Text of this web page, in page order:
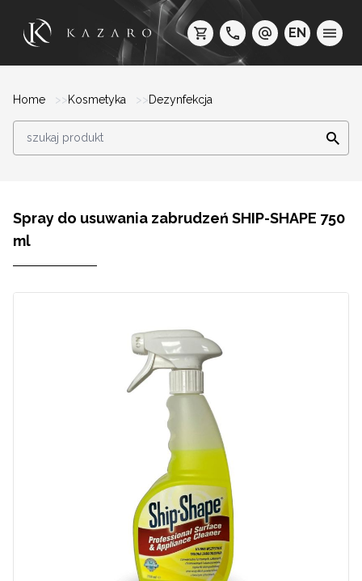
EN
Home Kosmetyka Dezynfekcja
Spray do usuwania zabrudzeń SHIP-SHAPE 750
ml